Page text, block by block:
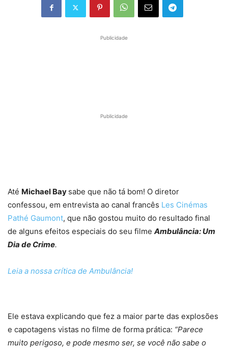
Publicidade
Publicidade
Até Michael Bay sabe que não tá bom! O diretor
confessou, em entrevista ao canal francês Les Cinémas
Pathé Gaumont, que não gostou muito do resultado final
de alguns efeitos especiais do seu filme Ambulância: Um
Dia de Crime.
Leia a nossa crítica de Ambulância!
Ele estava explicando que fez a maior parte das explosões
e capotagens vistas no filme de forma prática: “Parece
muito perigoso, e pode mesmo ser, se você não sabe o